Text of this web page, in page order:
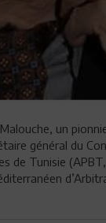
un
général du
de Tunisie